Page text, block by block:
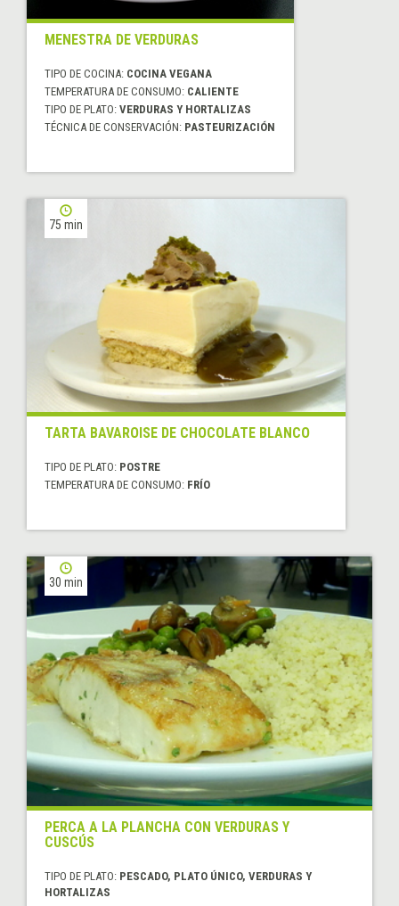
MENESTRA DE VERDURAS
TIPO DE COCINA: COCINA VEGANA
TEMPERATURA DE CONSUMO: CALIENTE
TIPO DE PLATO: VERDURAS Y HORTALIZAS
TÉCNICA DE CONSERVACIÓN: PASTEURIZACIÓN
75 min
TARTA BAVAROISE DE CHOCOLATE BLANCO
TIPO DE PLATO: POSTRE
TEMPERATURA DE CONSUMO: FRÍO
30 min
PERCA A LA PLANCHA CON VERDURAS Y
CUSCÚS
TIPO DE PLATO: PESCADO, PLATO ÚNICO, VERDURAS Y
HORTALIZAS